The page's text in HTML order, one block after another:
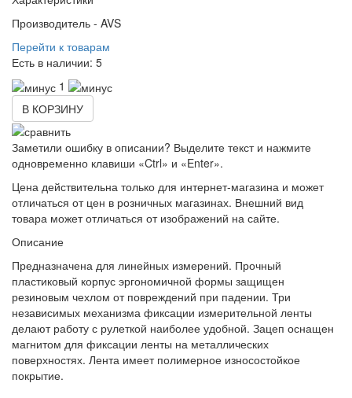
Производитель - AVS
Перейти к товарам
Есть в наличии: 5
1
В КОРЗИНУ
Заметили ошибку в описании? Выделите текст и нажмите
одновременно клавиши «Ctrl» и «Enter».
Цена действительна только для интернет-магазина и может
отличаться от цен в розничных магазинах. Внешний вид
товара может отличаться от изображений на сайте.
Описание
Предназначена для линейных измерений. Прочный
пластиковый корпус эргономичной формы защищен
резиновым чехлом от повреждений при падении. Три
независимых механизма фиксации измерительной ленты
делают работу с рулеткой наиболее удобной. Зацеп оснащен
магнитом для фиксации ленты на металлических
поверхностях. Лента имеет полимерное износостойкое
покрытие.